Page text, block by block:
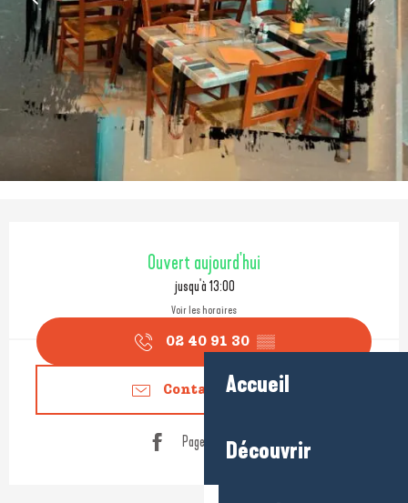
Accueil
Découvrir
Ouverture et coordonnées
Ouvert aujourd'hui
jusqu'à 13:00
Voir les horaires
02 40 91 30 ▒▒
Contactez-nous
Page Facebook